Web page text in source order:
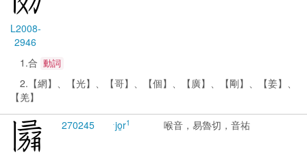
L2008-
2946
1.合 動詞
2.【網】、【光】、【哥】、【個】、【廣】、【剛】、【姜】、
【羌】
270245 ˑjo̱r1 喉音，易魯切，音祐